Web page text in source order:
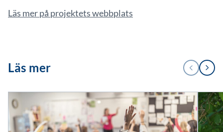
Läs mer på projektets webbplats
Läs mer
1
/
FÖREGÅENDE
NÄSTA